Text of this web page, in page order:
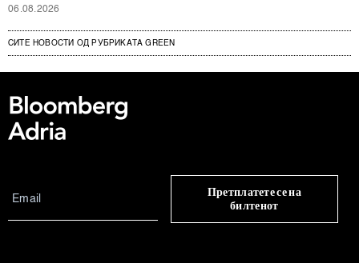
06.08.2026
СИТЕ НОВОСТИ ОД РУБРИКАТА GREEN
Претплатете се на
билтенот